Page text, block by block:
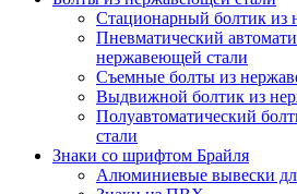
Стационарный болтик из
Пневматический
нержавеющей стали
Съемные болты из
Выдвижной болтик из
Полуавтоматический
стали
Знаки со шрифтом Брайля
Алюминиевые вывески